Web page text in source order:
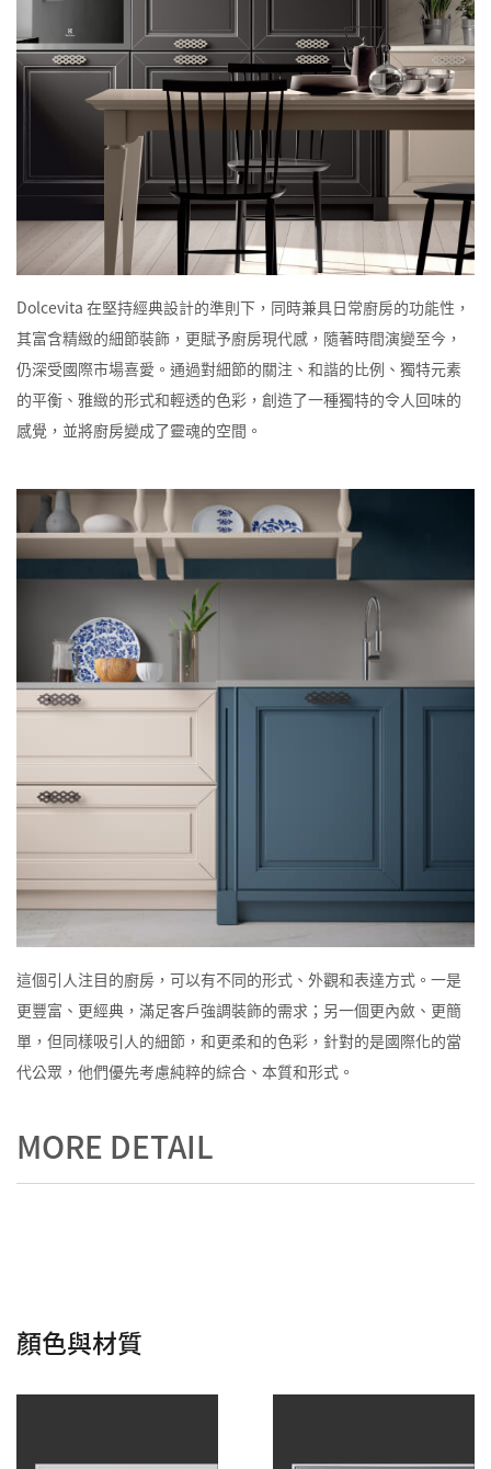
Dolcevita 在堅持經典設計的準則下，同時兼具日常廚房的功能性，
其富含精緻的細節裝飾，更賦予廚房現代感，隨著時間演變至今，
仍深受國際市場喜愛。通過對細節的關注、和諧的比例、獨特元素
的平衡、雅緻的形式和輕透的色彩，創造了一種獨特的令人回味的
感覺，並將廚房變成了靈魂的空間。
這個引人注目的廚房，可以有不同的形式、外觀和表達方式。一是
更豐富、更經典，滿足客戶強調裝飾的需求；另一個更內斂、更簡
單，但同樣吸引人的細節，和更柔和的色彩，針對的是國際化的當
代公眾，他們優先考慮純粹的綜合、本質和形式。
MORE DETAIL
顏色與材質